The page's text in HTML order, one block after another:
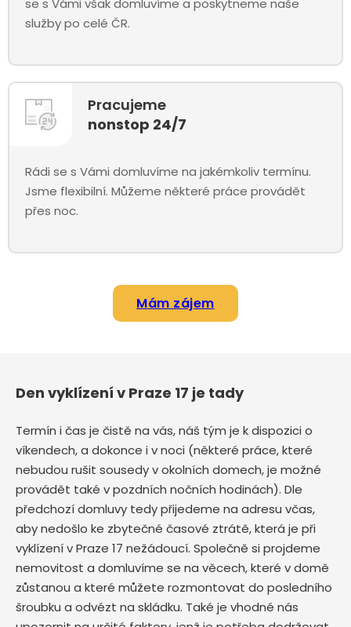
se s Vámi však domluvíme a poskytneme naše
služby po celé ČR.
Pracujeme
nonstop 24/7
Rádi se s Vámi domluvíme na jakémkoliv termínu.
Jsme flexibilní. Můžeme některé práce provádět
přes noc.
Mám zájem
Den vyklízení v Praze 17 je tady
Termín i čas je čistě na vás, náš tým je k dispozici o
víkendech, a dokonce i v noci (některé práce, které
nebudou rušit sousedy v okolních domech, je možné
provádět také v pozdních nočních hodinách). Dle
předchozí domluvy tedy přijedeme na adresu včas,
aby nedošlo ke zbytečné časové ztrátě, která je při
vyklízení v Praze 17 nežádoucí. Společně si projdeme
nemovitost a domluvíme se na věcech, které v domě
zůstanou a které můžete rozmontovat do posledního
šroubku a odvézt na skládku. Také je vhodné nás